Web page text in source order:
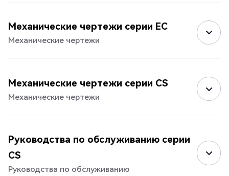
Механические чертежи серии EC
Механические чертежи
Механические чертежи серии CS
Механические чертежи
Руководства по обслуживанию серии
CS
Руководства по обслуживанию